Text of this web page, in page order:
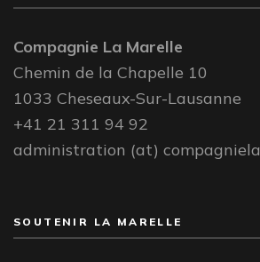
Compagnie La Marelle
Chemin de la Chapelle 10
1033 Cheseaux-Sur-Lausanne
+41 21 311 94 92
administration (at)
SOUTENIR LA MARELLE